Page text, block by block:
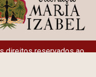
direitos reservados ao